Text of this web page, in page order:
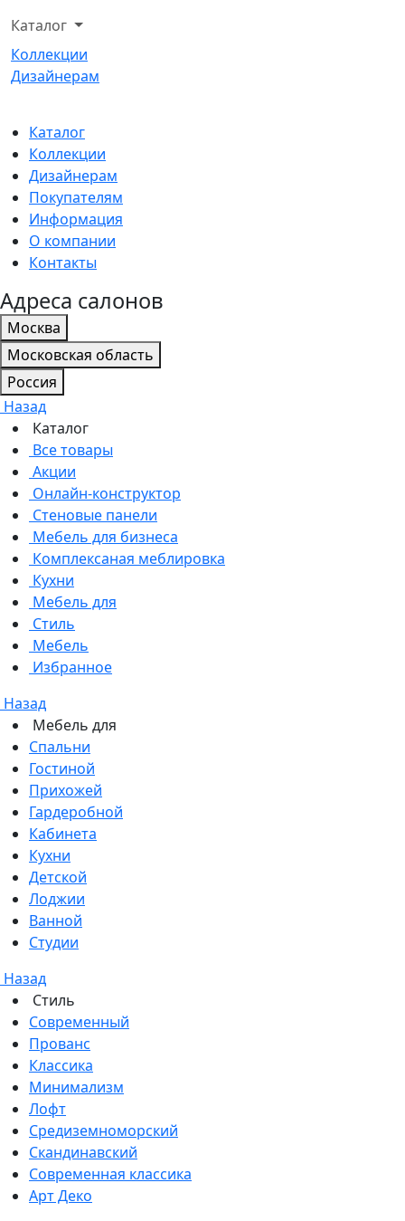
Каталог
Коллекции
Дизайнерам
Каталог
Коллекции
Дизайнерам
Покупателям
Информация
О компании
Контакты
Адреса салонов
Москва
Московская область
Россия
Назад
Каталог
Все товары
Акции
Онлайн-конструктор
Стеновые панели
Мебель для бизнеса
Комплексаная меблировка
Кухни
Мебель для
Стиль
Мебель
Избранное
Назад
Мебель для
Спальни
Гостиной
Прихожей
Гардеробной
Кабинета
Кухни
Детской
Лоджии
Ванной
Студии
Назад
Стиль
Современный
Прованс
Классика
Минимализм
Лофт
Средиземноморский
Скандинавский
Современная классика
Арт Деко